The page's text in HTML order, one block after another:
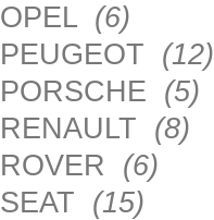
OPEL (6)
PEUGEOT (12)
PORSCHE (5)
RENAULT (8)
ROVER (6)
SEAT (15)